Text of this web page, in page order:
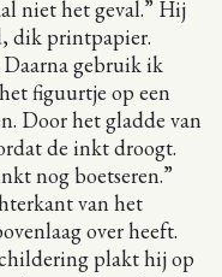
niet het geval.” Hij
dik printpapier.
Daarna gebruik ik
figuurtje op een
Door het gladde van
de inkt droogt.
nog boetseren.”
van het
over heeft.
plakt hij op